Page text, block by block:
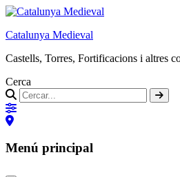
Catalunya Medieval
Castells, Torres, Fortificacions i altres
Cerca
Menú principal